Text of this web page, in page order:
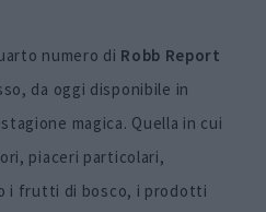
numero di Robb Report
da oggi disponibile in
magica. Quella in cui
piaceri particolari,
i frutti di bosco, i prodotti